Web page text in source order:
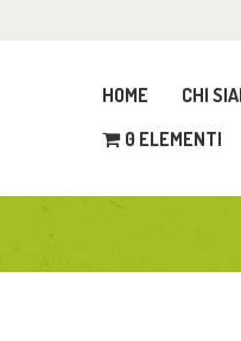
HOME CHI
0 ELEMENTI
SIAMO